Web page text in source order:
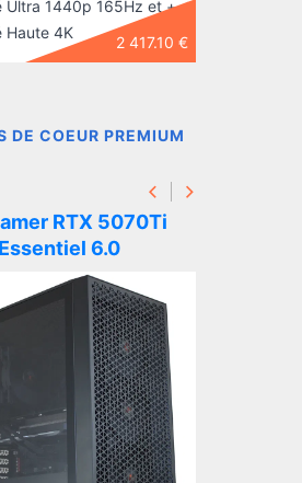
2 417.10 €
Ultra 1440p 165Hz et +
Haute 4K
DE COEUR PREMIUM
RTX 5070Ti
Essentiel 6.0